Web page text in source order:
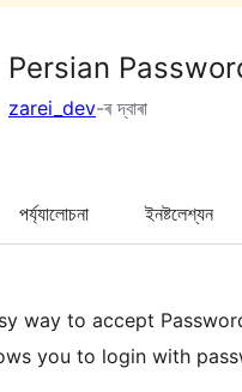
Persian
zarei_dev-ৰ দ্বাৰা
পৰ্য্যালোচনা ইনষ্টলেশ্যন
way to accept
you to login with